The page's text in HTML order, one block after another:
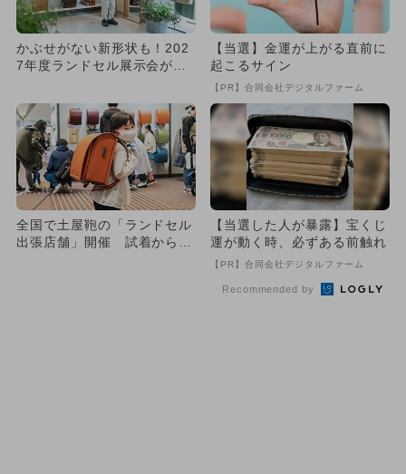
かぶせがない新形状も！202
7年度ランドセル展示会が全
【当選】金運が上がる直前に
起こるサイン
【PR】合同会社デジタルファーム
全国で土屋鞄の「ランドセル
出張店舗」開催 試着から注
【当選した人が暴露】宝くじ
運が動く時、必ずある前触れ
【PR】合同会社デジタルファーム
Recommended by